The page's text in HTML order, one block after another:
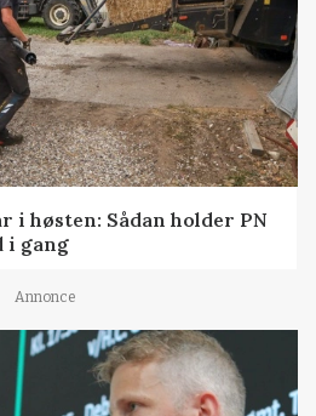
i høsten: Sådan holder PN
i gang
Annonce